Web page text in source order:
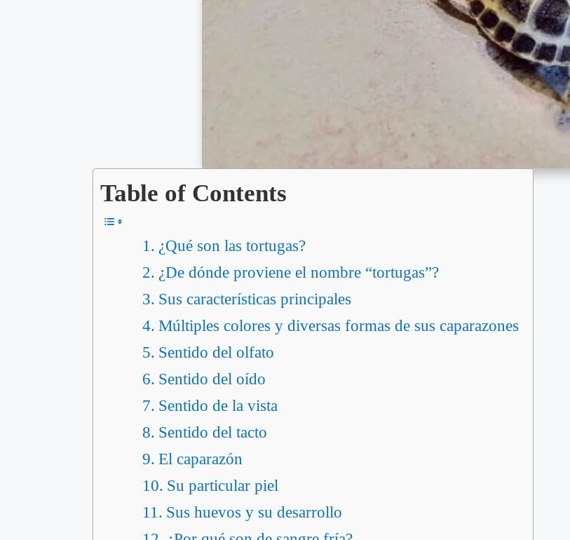
Table of Contents
¿Qué son las tortugas?
¿De dónde proviene el nombre “tortugas”?
Sus características principales
Múltiples colores y diversas formas de sus caparazones
Sentido del olfato
Sentido del oído
Sentido de la vista
Sentido del tacto
El caparazón
Su particular piel
Sus huevos y su desarrollo